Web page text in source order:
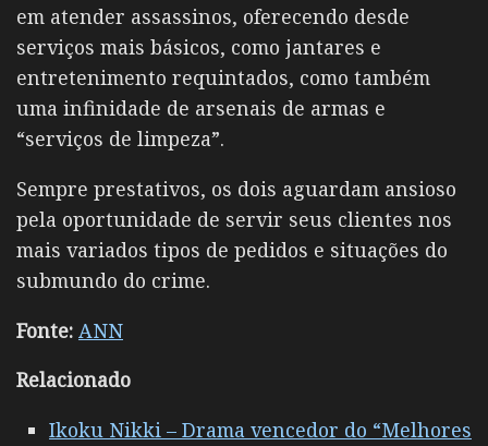
em atender assassinos, oferecendo desde
serviços mais básicos, como jantares e
entretenimento requintados, como também
uma infinidade de arsenais de armas e
“serviços de limpeza”.
Sempre prestativos, os dois aguardam ansioso
pela oportunidade de servir seus clientes nos
mais variados tipos de pedidos e situações do
submundo do crime.
Fonte: ANN
Relacionado
Ikoku Nikki – Drama vencedor do “Melhores